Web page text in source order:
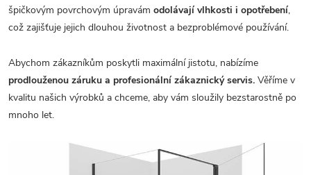
špičkovým povrchovým úpravám odolávají vlhkosti i opotřebení,
což zajišťuje jejich dlouhou životnost a bezproblémové používání.
Abychom zákazníkům poskytli maximální jistotu, nabízíme
prodlouženou záruku a profesionální zákaznický servis. Věříme v
kvalitu našich výrobků a chceme, aby vám sloužily bezstarostně po
mnoho let.